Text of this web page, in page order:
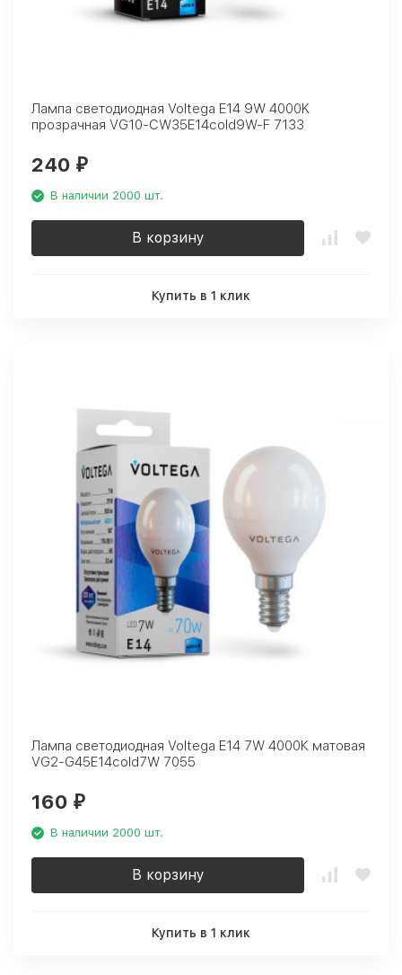
Лампа светодиодная Voltega E14 9W 4000K
прозрачная VG10-CW35E14cold9W-F 7133
240 ₽
В наличии 2000 шт.
В корзину
Купить в 1 клик
Лампа светодиодная Voltega E14 7W 4000К матовая
VG2-G45E14cold7W 7055
160 ₽
В наличии 2000 шт.
В корзину
Купить в 1 клик